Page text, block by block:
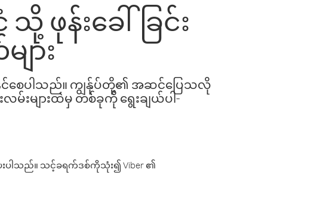
ဖုန်းခေါ်ခြင်း
ား
နိုင်စေပါသည်။ ကျွန်ုပ်တို့၏ အဆင်ပြေသလို
မ်းများထဲမှ တစ်ခုကို ရွေးချယ်ပါ-
ါသည်။ သင့်ခရက်ဒစ်ကိုသုံး၍ Viber ၏